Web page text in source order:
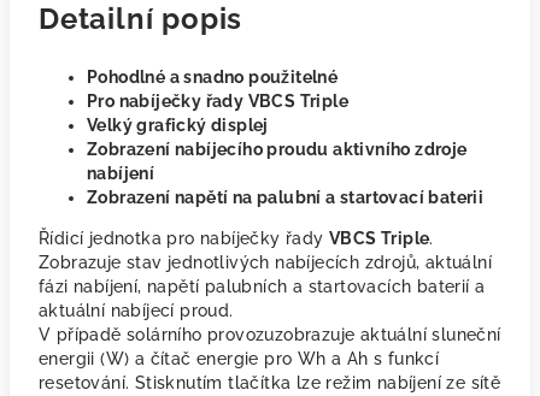
Detailní popis
Pohodlné a snadno použitelné
Pro nabíječky řady VBCS Triple
Velký grafický displej
Zobrazení nabíjecího proudu aktivního zdroje
nabíjení
Zobrazení napětí na palubní a startovací baterii
Řídicí jednotka pro nabíječky řady VBCS Triple.
Zobrazuje stav jednotlivých nabíjecích zdrojů, aktuální
fázi nabíjení, napětí palubních a startovacích baterií a
aktuální nabíjecí proud.
V případě solárního provozuzobrazuje aktuální sluneční
energii (W) a čítač energie pro Wh a Ah s funkcí
resetování. Stisknutím tlačítka lze režim nabíjení ze sítě